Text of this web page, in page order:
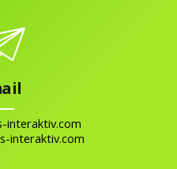
interaktiv.com
interaktiv.com